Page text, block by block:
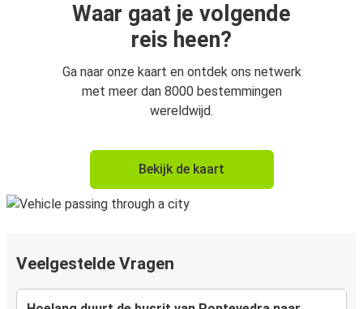
Waar gaat je volgende
reis heen?
Ga naar onze kaart en ontdek ons netwerk
met meer dan 8000 bestemmingen
wereldwijd.
Bekijk de kaart
Veelgestelde Vragen